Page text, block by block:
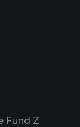
Fund Z